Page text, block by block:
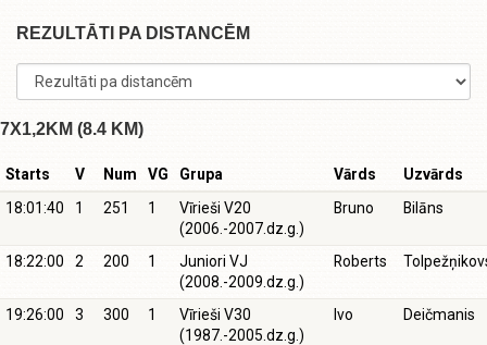
REZULTĀTI PA DISTANCĒM
7X1,2KM (8.4 KM)
Starts V Num VG Grupa Vārds
Uzvārds
18:01:40
1 251 1
Vīrieši V20
(2006.-2007.dz.g.)
Bruno Bilāns
18:22:00 2 200 1
Juniori VJ
(2008.-2009.dz.g.)
Roberts
19:26:00 3 300 1
Vīrieši V30
(1987.-2005.dz.g.)
Ivo Deičmanis